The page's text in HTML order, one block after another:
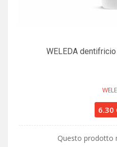
WELEDA
6.30
Questo prodotto